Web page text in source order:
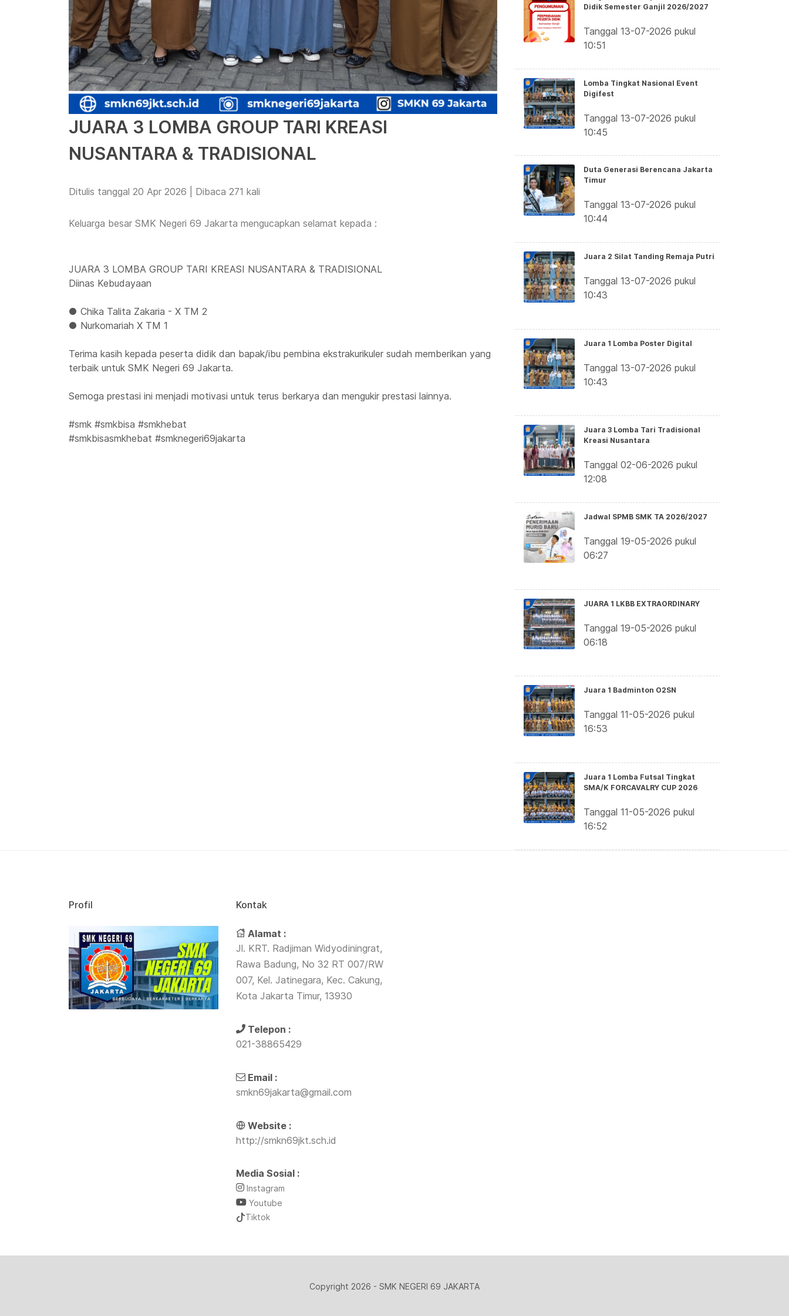
JUARA 3 LOMBA GROUP TARI KREASI
NUSANTARA & TRADISIONAL
Ditulis tanggal 20 Apr 2026 | Dibaca 271 kali
Keluarga besar SMK Negeri 69 Jakarta mengucapkan selamat kepada :
JUARA 3 LOMBA GROUP TARI KREASI NUSANTARA & TRADISIONAL
Diinas Kebudayaan
● Chika Talita Zakaria - X TM 2
● Nurkomariah X TM 1
Terima kasih kepada peserta didik dan bapak/ibu pembina ekstrakurikuler sudah memberikan yang
terbaik untuk SMK Negeri 69 Jakarta.
Semoga prestasi ini menjadi motivasi untuk terus berkarya dan mengukir prestasi lainnya.
#smk #smkbisa #smkhebat
#smkbisasmkhebat #smknegeri69jakarta
Didik Semester Ganjil 2026/2027
Tanggal 13-07-2026 pukul
10:51
Lomba Tingkat Nasional Event
Digifest
Tanggal 13-07-2026 pukul
10:45
Duta Generasi Berencana Jakarta
Timur
Tanggal 13-07-2026 pukul
10:44
Juara 2 Silat Tanding Remaja Putri
Tanggal 13-07-2026 pukul
10:43
Juara 1 Lomba Poster Digital
Tanggal 13-07-2026 pukul
10:43
Juara 3 Lomba Tari Tradisional
Kreasi Nusantara
Tanggal 02-06-2026 pukul
12:08
Jadwal SPMB SMK TA 2026/2027
Tanggal 19-05-2026 pukul
06:27
JUARA 1 LKBB EXTRAORDINARY
Tanggal 19-05-2026 pukul
06:18
Juara 1 Badminton O2SN
Tanggal 11-05-2026 pukul
16:53
Juara 1 Lomba Futsal Tingkat
SMA/K FORCAVALRY CUP 2026
Tanggal 11-05-2026 pukul
16:52
Profil Kontak
Alamat :
Jl. KRT. Radjiman Widyodiningrat,
Rawa Badung, No 32 RT 007/RW
007, Kel. Jatinegara, Kec. Cakung,
Kota Jakarta Timur, 13930
Telepon :
021-38865429
Email :
smkn69jakarta@gmail.com
Website :
http://smkn69jkt.sch.id
Media Sosial :
Instagram
Youtube
Tiktok
Copyright 2026 - SMK NEGERI 69 JAKARTA